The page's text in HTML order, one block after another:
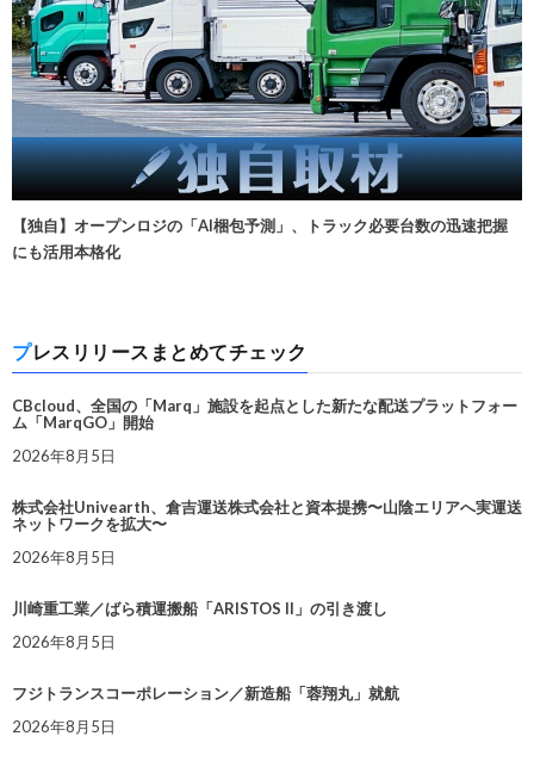
【独自】オープンロジの「AI梱包予測」、トラック必要台数の迅速把握
にも活用本格化
プレスリリースまとめてチェック
CBcloud、全国の「Marq」施設を起点とした新たな配送プラットフォー
ム「MarqGO」開始
2026年8月5日
株式会社Univearth、倉吉運送株式会社と資本提携〜山陰エリアへ実運送
ネットワークを拡大〜
2026年8月5日
川崎重工業／ばら積運搬船「ARISTOS II」の引き渡し
2026年8月5日
フジトランスコーポレーション／新造船「蓉翔丸」就航
2026年8月5日